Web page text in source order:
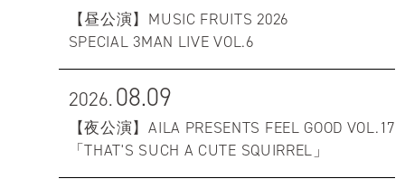
【昼公演】MUSIC FRUITS 2026
SPECIAL 3MAN LIVE VOL.6
2026.08.09
【夜公演】AILA PRESENTS FEEL GOOD VOL.17
「THAT'S SUCH A CUTE SQUIRREL」